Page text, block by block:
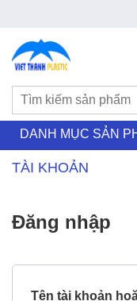
DANH MỤC SẢN
TÀI KHOẢN
Đăng nhập
Tên tài khoản